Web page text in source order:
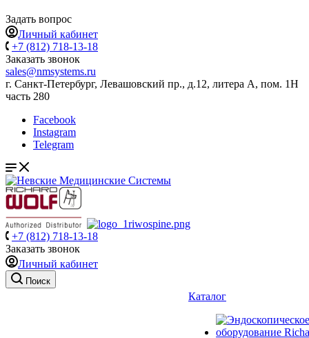
Задать вопрос
Личный кабинет
+7 (812) 718-13-18
Заказать звонок
sales@nmsystems.ru
г. Санкт-Петербург, Левашовский пр., д.12, литера А, пом. 1Н
часть 280
Facebook
Instagram
Telegram
+7 (812) 718-13-18
Заказать звонок
Личный кабинет
Поиск
Каталог